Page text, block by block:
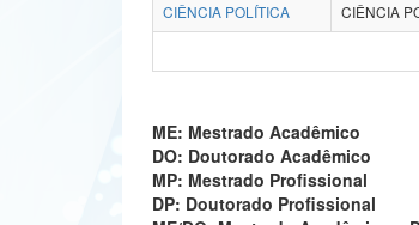
CIÊNCIA POLÍTICA
CIÊNCIA
ME: Mestrado Acadêmico
DO: Doutorado Acadêmico
MP: Mestrado Profissional
DP: Doutorado Profissional